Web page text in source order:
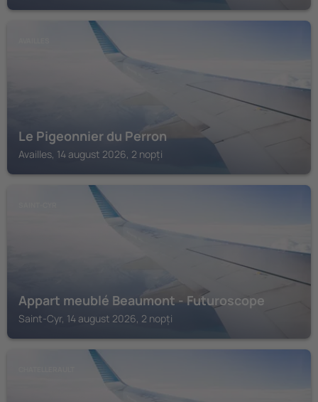
Le Pigeonnier du Perron
Availles, 14 august 2026, 2 nopți
Appart meublé Beaumont - Futuroscope
Saint-Cyr, 14 august 2026, 2 nopți